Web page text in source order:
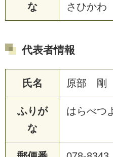
な
さひかわ
代表者情報
氏名 原部 剛
ふりが
な
はらべつ